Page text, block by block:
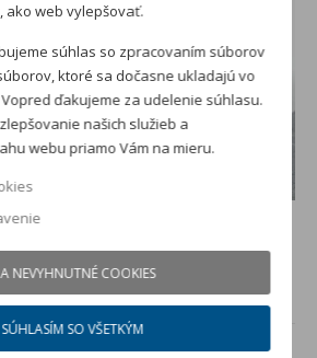
pre ARAVER Nové Zámky
ako web vylepšovať.
súhlas so zpracovaním súborov
ktoré sa dočasne ukladajú vo
ďakujeme za udelenie súhlasu.
našich služieb a
webu priamo Vám na mieru.
NEVYHNUTNÉ COOKIES
SÚHLASÍM SO VŠETKÝM